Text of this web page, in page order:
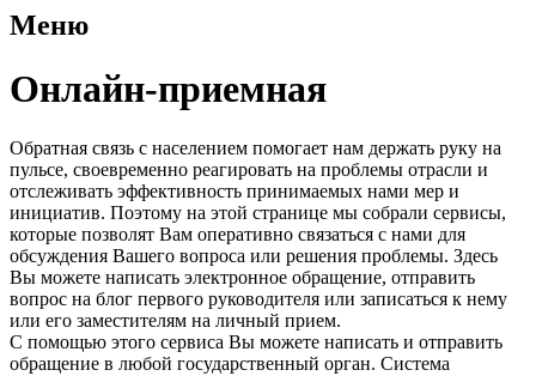
Меню
Онлайн-приемная
Обратная связь с населением помогает нам держать руку на
пульсе, своевременно реагировать на проблемы отрасли и
отслеживать эффективность принимаемых нами мер и
инициатив. Поэтому на этой странице мы собрали сервисы,
которые позволят Вам оперативно связаться с нами для
обсуждения Вашего вопроса или решения проблемы. Здесь
Вы можете написать электронное обращение, отправить
вопрос на блог первого руководителя или записаться к нему
или его заместителям на личный прием.
С помощью этого сервиса Вы можете написать и отправить
обращение в любой государственный орган. Система